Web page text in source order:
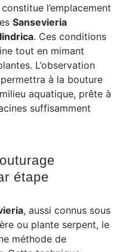
l’emplacement
Sansevieria
. Ces conditions
tout en mimant
L’observation
à la bouture
aquatique, prête à
suffisamment
étape
, aussi connus sous
ou plante serpent, le
méthode de